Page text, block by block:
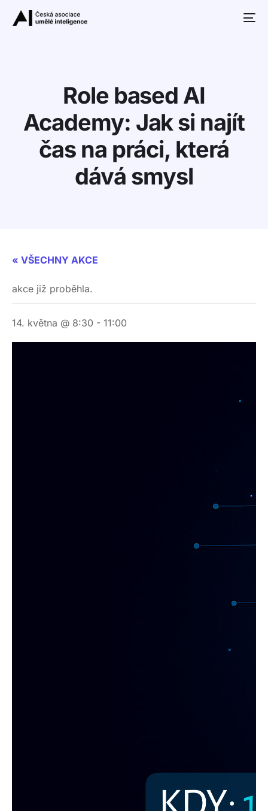
Role based AI
Academy: Jak si najít
čas na práci, která
dává smysl
« VŠECHNY AKCE
akce již proběhla.
14. května @ 8:30 - 11:00